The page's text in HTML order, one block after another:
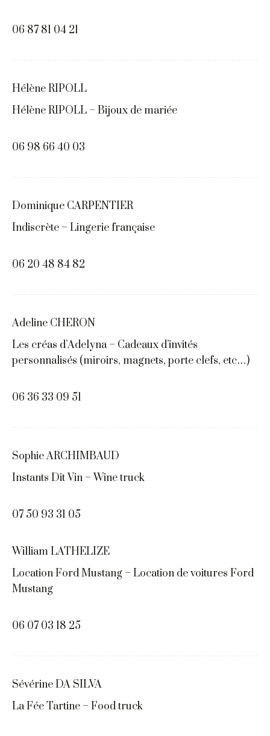
06 87 81 04 21
Hélène RIPOLL
Hélène RIPOLL – Bijoux de mariée
06 98 66 40 03
Dominique CARPENTIER
Indiscrète – Lingerie française
06 20 48 84 82
Adeline CHERON
Les créas d’Adelyna – Cadeaux d’invités
personnalisés (miroirs, magnets, porte clefs, etc…)
06 36 33 09 51
Sophie ARCHIMBAUD
Instants Dit Vin – Wine truck
07 50 93 31 05
William LATHELIZE
Location Ford Mustang – Location de voitures Ford
Mustang
06 07 03 18 25
Sévérine DA SILVA
La Fée Tartine – Food truck